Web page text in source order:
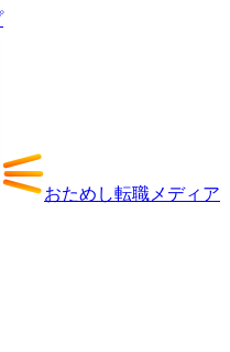
おためし転職メディア